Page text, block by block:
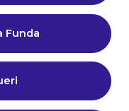
Funda